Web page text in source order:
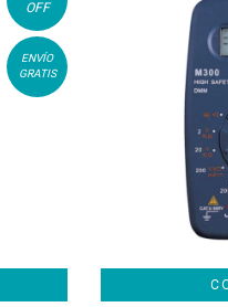
OFF
ENVÍO
GRATIS